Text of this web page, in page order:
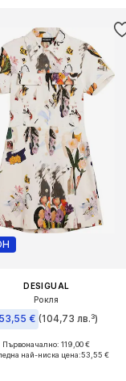
DESIGUAL
Рокля
53,55 € (104,73 лв.³)
размери: 34, 36, 38, 40
Първоначално: 119,00 €
най-ниска цена:53,55 €